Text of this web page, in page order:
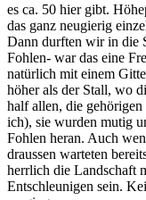
es ca. 50 hier gibt.
das ganz neugierig
Dann durften wir in die
Fohlen- war das eine
natürlich mit einem
höher als der Stall, wo
half allen, die
ich), sie wurden mutig
Fohlen heran. Auch
draussen warteten
herrlich die Landschaft
Entschleunigen sein.